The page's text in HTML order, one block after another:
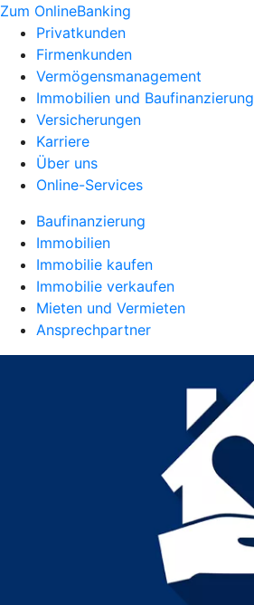
Zum OnlineBanking
Privatkunden
Firmenkunden
Vermögensmanagement
Immobilien und Baufinanzierung
Versicherungen
Karriere
Über uns
Online-Services
Baufinanzierung
Immobilien
Immobilie kaufen
Immobilie verkaufen
Mieten und Vermieten
Ansprechpartner